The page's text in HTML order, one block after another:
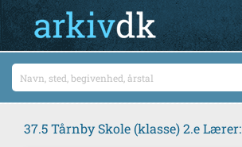
37.5 Tårnby Skole (klasse) 2.e Lærer: